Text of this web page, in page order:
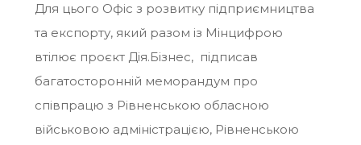
Для цього Офіс з розвитку підприємництва
та експорту, який разом із Мінцифрою
втілює проєкт Дія.Бізнес, підписав
багатосторонній меморандум про
співпрацю з Рівненською обласною
військовою адміністрацією, Рівненською